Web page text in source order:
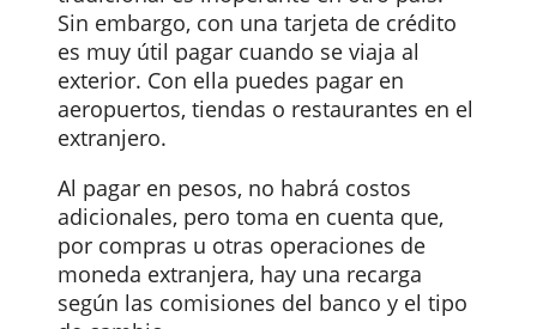
Pagar en el exterior
Usualmente, una tarjeta bancaria
tradicional es inoperante en otro país.
Sin embargo, con una tarjeta de crédito
es muy útil pagar cuando se viaja al
exterior. Con ella puedes pagar en
aeropuertos, tiendas o restaurantes en el
extranjero.